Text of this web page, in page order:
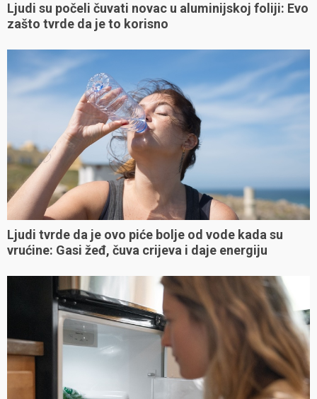
Ljudi su počeli čuvati novac u aluminijskoj foliji: Evo
zašto tvrde da je to korisno
Ljudi tvrde da je ovo piće bolje od vode kada su
vrućine: Gasi žeđ, čuva crijeva i daje energiju